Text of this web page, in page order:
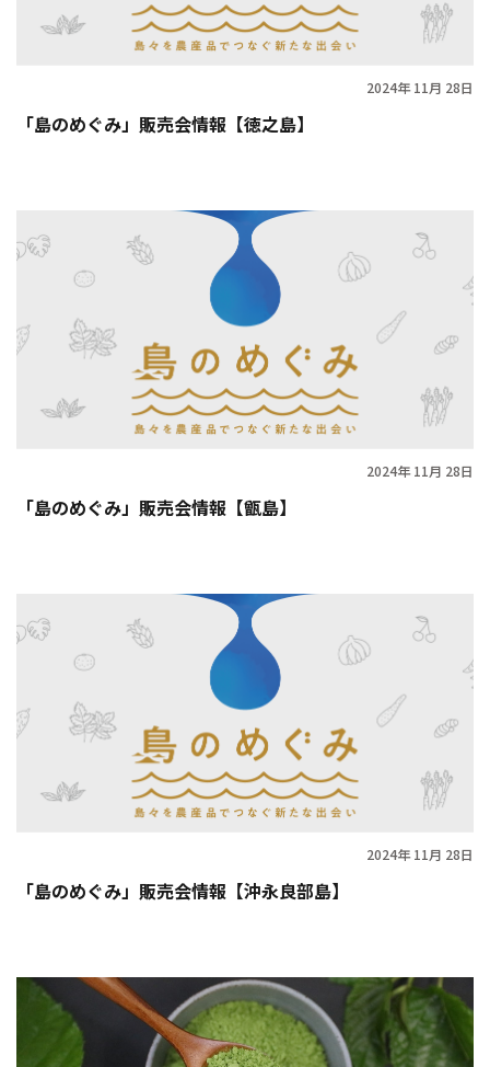
2024年 11月 28日
「島のめぐみ」販売会情報【徳之島】
2024年 11月 28日
「島のめぐみ」販売会情報【甑島】
2024年 11月 28日
「島のめぐみ」販売会情報【沖永良部島】